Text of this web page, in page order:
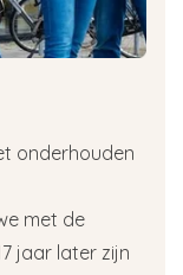
onderhouden
met de
jaar later zijn